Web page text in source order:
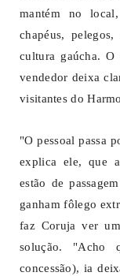
mantém no
chapéus,
cultura gaúcha. O
vendedor deixa
visitantes do
"O pessoal passa
explica ele, que
estão de
ganham fôlego
faz Coruja ver
solução. "Acho
concessão), ia